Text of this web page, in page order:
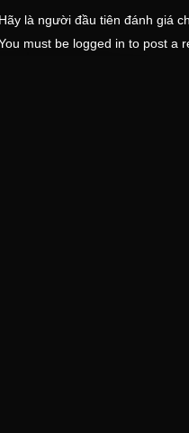
Hãy là người đầu tiên đánh giá
must be logged in to post a